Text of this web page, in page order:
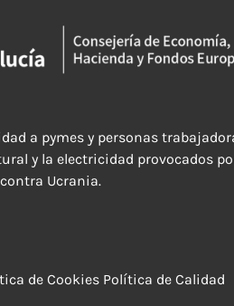
a pymes y personas
y la electricidad provocados
Ucrania.
de Cookies Política de Calidad